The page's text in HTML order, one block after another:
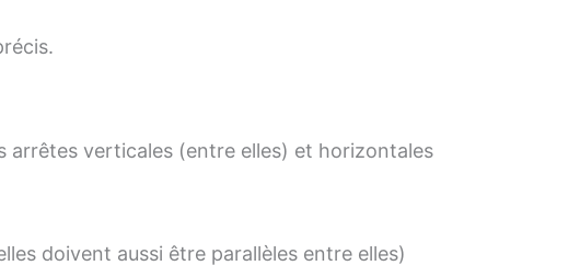
arrêtes verticales (entre elles) et horizontales
doivent aussi être parallèles entre elles)